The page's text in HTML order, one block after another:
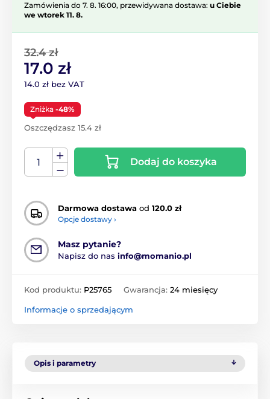
Zamówienia do 7. 8. 16:00, przewidywana dostawa: u Ciebie
we wtorek 11. 8.
32.4 zł
17.0 zł
14.0 zł bez VAT
Zniżka -48%
Oszczędzasz 15.4 zł
Dodaj do koszyka
Darmowa dostawa od 120.0 zł
Opcje dostawy ›
Masz pytanie?
Napisz do nas info@momanio.pl
Kod produktu: P25765 Gwarancja: 24 miesięcy
Informacje o sprzedającym
Opis i parametry